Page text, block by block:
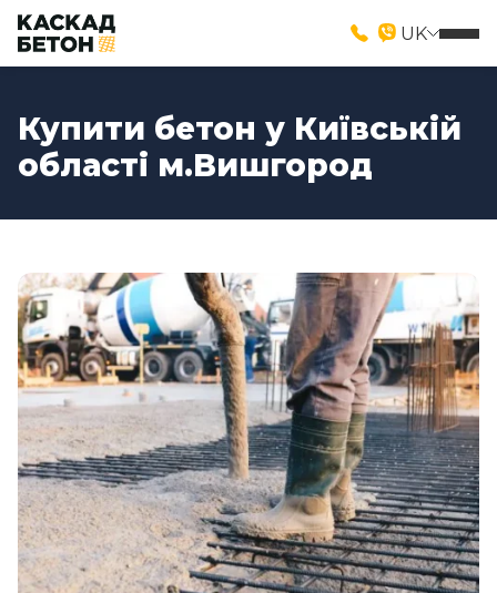
UK
Купити бетон у Київській
області м.Вишгород